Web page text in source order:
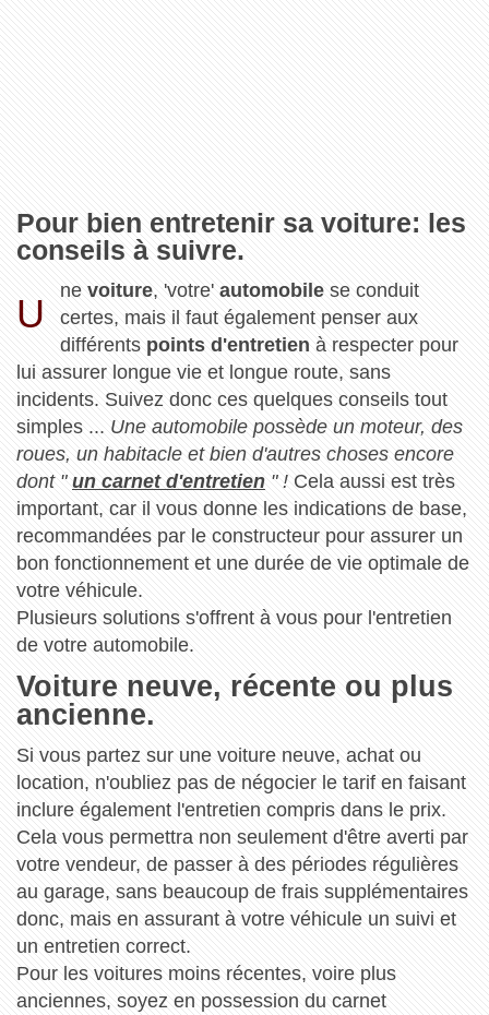
Pour bien entretenir sa voiture: les
conseils à suivre.
U
nevoiture, 'votre'automobile se conduit
certes, mais il faut également penser aux
différents points d'entretien à respecter pour
lui assurer longue vie et longue route, sans
incidents. Suivez donc ces quelques conseils tout
simples ... Une automobile possède un moteur, des
roues, un habitacle et bien d'autres choses encore
dont " un carnet d'entretien" !Cela aussi est très
important, car il vous donne les indications de base,
recommandées par le constructeur pour assurer un
bon fonctionnement et une durée de vie optimale de
votre véhicule.
Plusieurs solutions s'offrent à vous pour l'entretien
de votre automobile.
Voiture neuve, récente ou plus
ancienne.
Si vous partez sur une voiture neuve, achat ou
location, n'oubliez pas de négocier le tarif en faisant
inclure également l'entretien compris dans le prix.
Cela vous permettra non seulement d'être averti par
votre vendeur, de passer à des périodes régulières
au garage, sans beaucoup de frais supplémentaires
donc, mais en assurant à votre véhicule un suivi et
un entretien correct.
Pour les voitures moins récentes, voire plus
anciennes, soyez en possession du carnet